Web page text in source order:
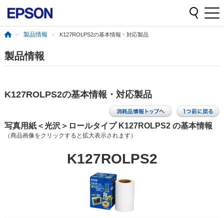
製品情報 K127ROLPS2の基本情報・対応製品
製品情報
K127ROLPS2の基本情報・対応製品
写真用紙＜光沢＞ロールタイプ K127ROLPS2 の基本情報
（商品画像をクリックすると拡大表示されます）
K127ROLPS2